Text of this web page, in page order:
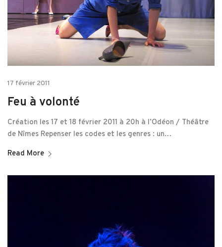
17 février 2011
Feu à volonté
Création les 17 et 18 février 2011 à 20h à l’Odéon / Théâtre
de Nîmes Repenser les codes et les genres : un…
Read More